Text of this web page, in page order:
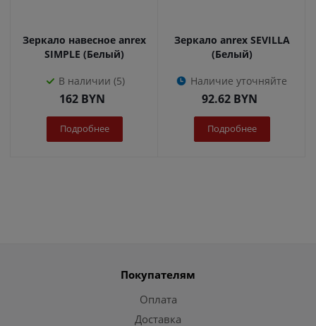
Зеркало навесное anrex
SIMPLE (Белый)
В наличии (5)
162BYN
Подробнее
Зеркало anrex SEVILLA
(Белый)
Наличие уточняйте
92.62BYN
Подробнее
Покупателям
Оплата
Доставка